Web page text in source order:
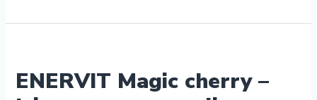
obraz,
spusti
ENERVIT Magic cherry –